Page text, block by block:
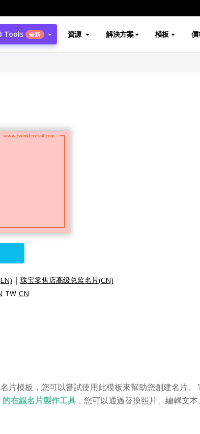
Tools 全新 資源 解決方案 模板
| 珠宝零售店高级总监名片(CN)
TW CN
片模板，您可以嘗試使用此模板來幫助您創建名片。
在線名片製作工具 ，您可以通過替換照片、編輯文